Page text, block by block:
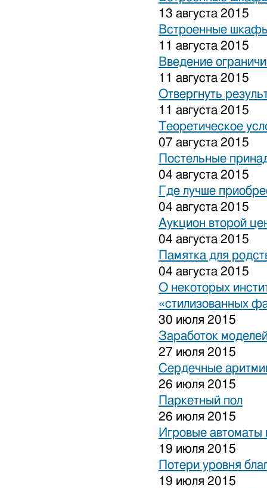
13 августа 2015
Встроенные
11 августа 2015
Введение
11 августа 2015
Отвергнуть
11 августа 2015
Теоретическое
07 августа 2015
Постельные
04 августа 2015
Где лучше
04 августа 2015
Аукцион второй
04 августа 2015
Памятка для
04 августа 2015
О некоторых
«стилизованных
30 июля 2015
Заработок
27 июля 2015
Сердечные
26 июля 2015
Паркетный пол
26 июля 2015
Игровые
19 июля 2015
Потери уровня
19 июля 2015